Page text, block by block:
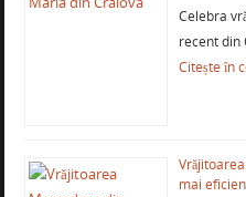
Celebra
recent din
Citește în
mai